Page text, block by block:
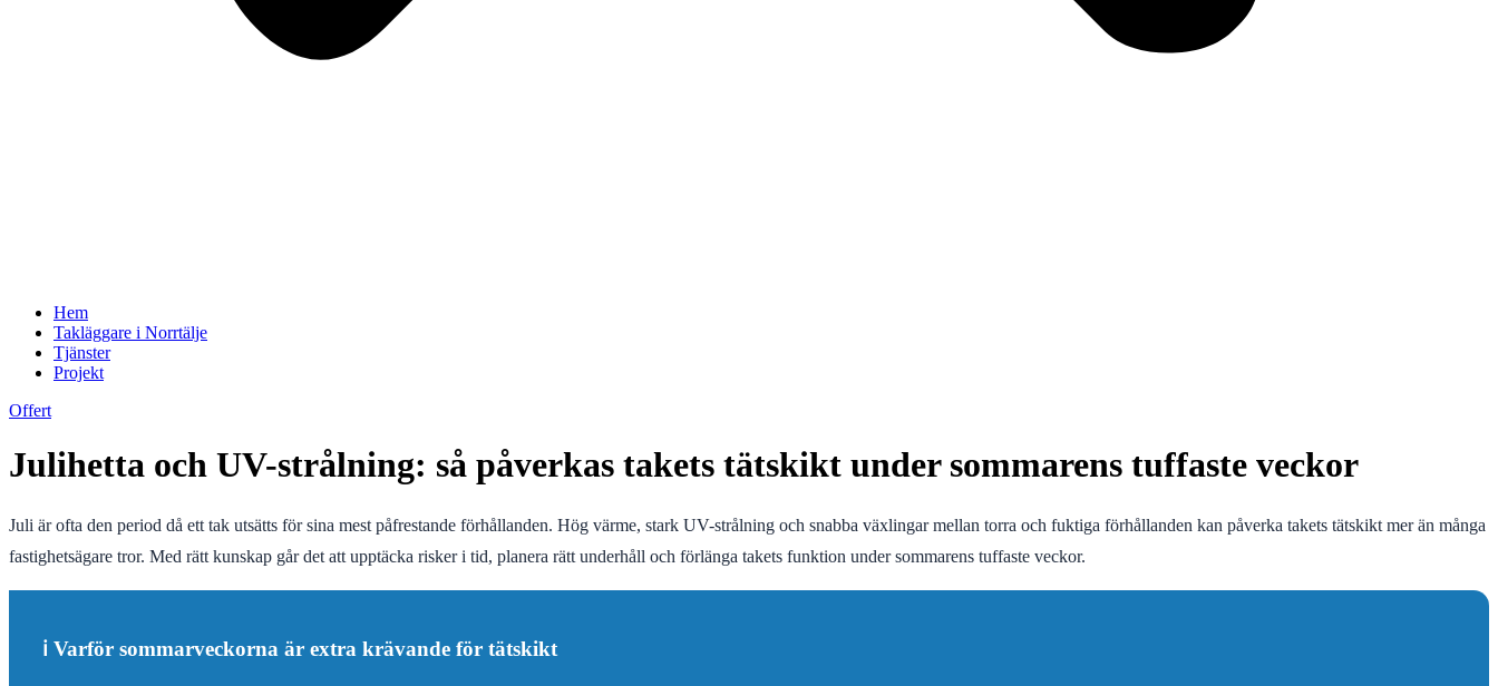
Hem
Takläggare i Norrtälje
Tjänster
Projekt
Offert
Julihetta och UV-strålning: så påverkas takets tätskikt under sommarens tuffaste veckor
Juli är ofta den period då ett tak utsätts för sina mest påfrestande förhållanden. Hög värme, stark UV-strålning och snabba växlingar mellan torra och fuktiga förhållanden kan påverka takets tätskikt mer än många
fastighetsägare tror. Med rätt kunskap går det att upptäcka risker i tid, planera rätt underhåll och förlänga takets funktion under sommarens tuffaste veckor.
ℹ️ Varför sommarveckorna är extra krävande för tätskikt